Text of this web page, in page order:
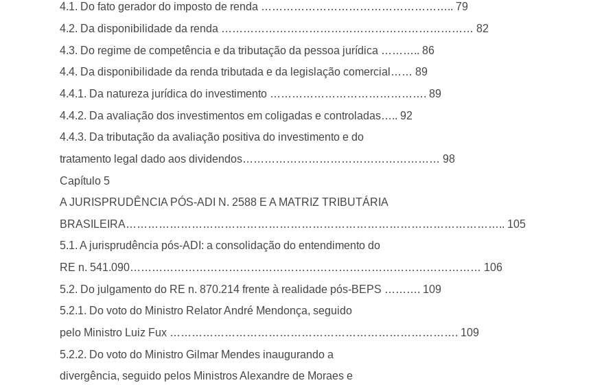
4.1. Do fato gerador do imposto de renda …………………………………………….. 79
4.2. Da disponibilidade da renda …………………………………………………………… 82
4.3. Do regime de competência e da tributação da pessoa jurídica ……….. 86
4.4. Da disponibilidade da renda tributada e da legislação comercial…… 89
4.4.1. Da natureza jurídica do investimento ……………………………………. 89
4.4.2. Da avaliação dos investimentos em coligadas e controladas….. 92
4.4.3. Da tributação da avaliação positiva do investimento e do
tratamento legal dado aos dividendos……………………………………………… 98
Capítulo 5
A JURISPRUDÊNCIA PÓS-ADI N. 2588 E A MATRIZ TRIBUTÁRIA
BRASILEIRA………………………………………………………………………………………….. 105
5.1. A jurisprudência pós-ADI: a consolidação do entendimento do
RE n. 541.090…………………………………………………………………………………… 106
5.2. Do julgamento do RE n. 870.214 frente à realidade pós-BEPS ………. 109
5.2.1. Do voto do Ministro Relator André Mendonça, seguido
pelo Ministro Luiz Fux ……………………………………………………………………. 109
5.2.2. Do voto do Ministro Gilmar Mendes inaugurando a
divergência, seguido pelos Ministros Alexandre de Moraes e